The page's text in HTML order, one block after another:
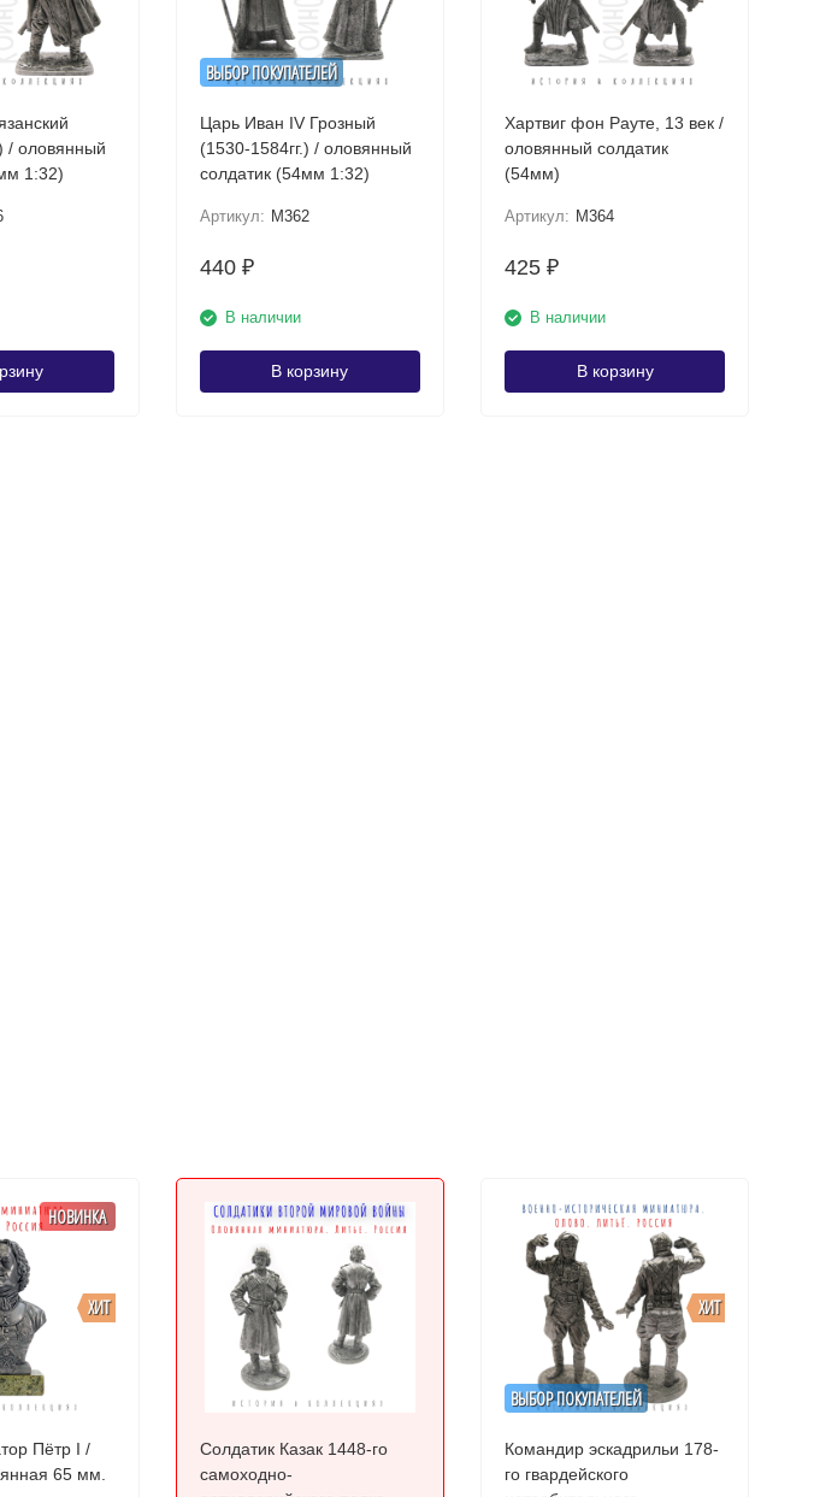
/ оловянный
1:32)
ВЫБОР ПОКУПАТЕЛЕЙ
Царь Иван IV Грозный
(1530-1584гг.) / оловянный
солдатик (54мм 1:32)
Артикул: M362
440 ₽
В наличии
В корзину
Хартвиг фон Рауте, 13 век /
оловянный солдатик
(54мм)
Артикул: M364
425₽
В наличии
В корзину
ХИТ
НОВИНКА
Пётр I /
Фигурка оловянная 65 мм.
Солдатик Казак 1448-го
самоходно-
ВЫБОР ПОКУПАТЕЛЕЙ
ХИТ
Командир эскадрильи 178-
го гвардейского